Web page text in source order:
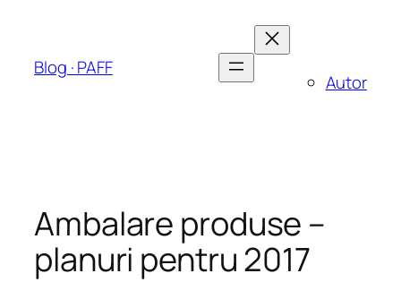
conținut
Blog · PAFF
Autor
Ambalare produse –
planuri pentru 2017